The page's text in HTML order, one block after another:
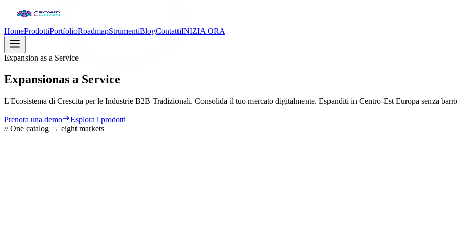
HomeProdottiPortfolioRoadmapStrumentiBlogContattiINIZIA ORA
Expansion as a Service
Expansionas a Service
L'Ecosistema di Crescita per le Industrie B2B Tradizionali. Consolida il tuo mercato digitalmente. Espanditi in Centro-Est Europa senza
Prenota una demo
Esplora i prodotti
// One catalog → eight markets